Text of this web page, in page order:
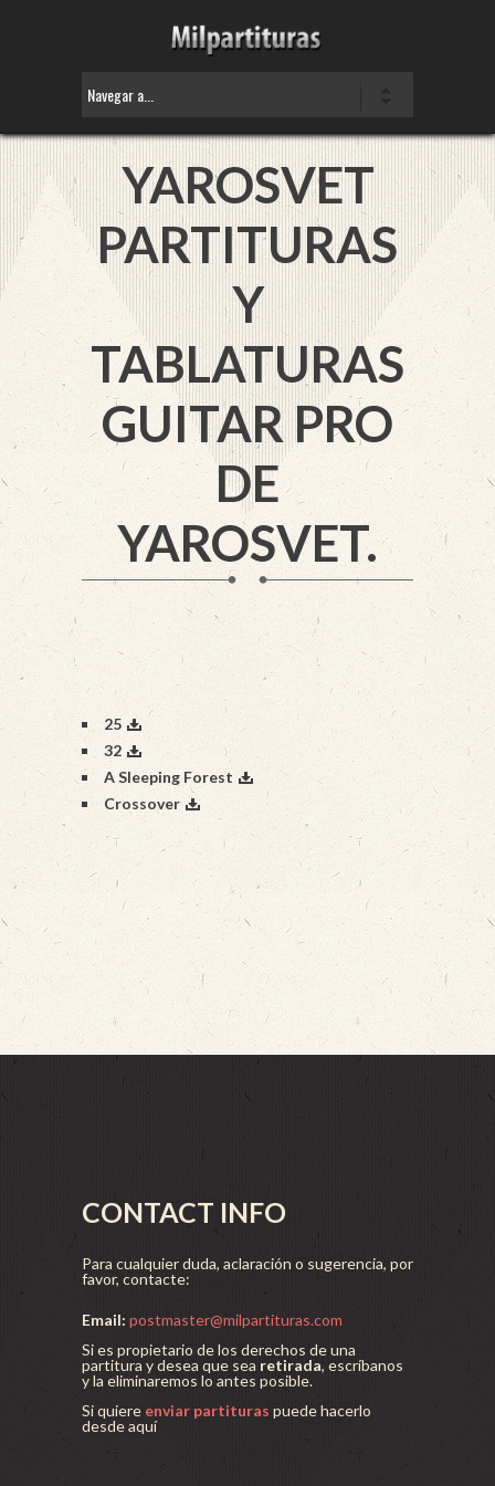
YAROSVET
PARTITURAS
Y
TABLATURAS
GUITAR PRO
DE
YAROSVET.
25
32
A Sleeping Forest
Crossover
CONTACT INFO
Para cualquier duda, aclaración o sugerencia, por
favor, contacte:
Email: postmaster@milpartituras.com
Si es propietario de los derechos de una
partitura y desea que sea retirada, escríbanos
y la eliminaremos lo antes posible.
Si quiere enviar partituras puede hacerlo
desde aquí